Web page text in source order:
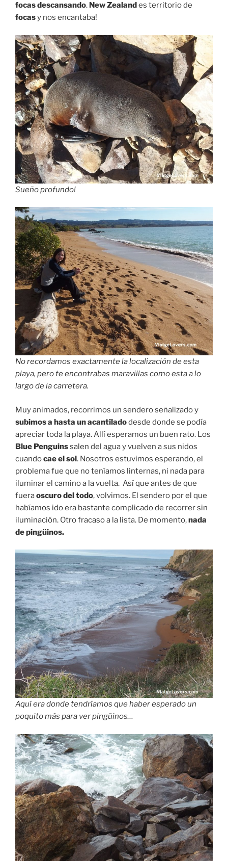
focas descansando. New Zealand es territorio de
focasy nos encantaba!
Sueño profundo!
No recordamos exactamente la localización de esta
playa, pero te encontrabas maravillas como esta a lo
largo de la carretera.
Muy animados, recorrimos un sendero señalizado y
subimos a hasta un acantiladodesde donde se podía
apreciar toda la playa. Allí esperamos un buen rato. Los
Blue Penguinssalen del agua y vuelven a sus nidos
cuandocae el sol. Nosotros estuvimos esperando, el
problema fue que no teníamos linternas, ni nada para
iluminar el camino a la vuelta. Así que antes de que
fueraoscuro del todo, volvimos. El sendero por el que
habíamos ido era bastante complicado de recorrer sin
iluminación. Otro fracaso a la lista. De momento,nada
de pingüinos.
Aquí era donde tendríamos que haber esperado un
poquito más para ver pingüinos…